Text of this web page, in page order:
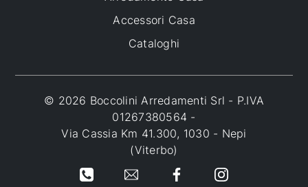
Accessori Casa
Cataloghi
© 2026 Boccolini Arredamenti Srl - P.IVA
01267380564 -
Via Cassia Km 41.300, 1030 - Nepi
(Viterbo)